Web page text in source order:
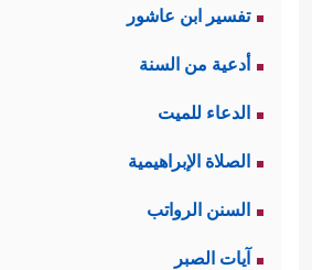
تفسير ابن عاشور
أدعية من السنة
الدعاء للميت
الصلاة الإبراهيمية
السنن الرواتب
آيات الصبر